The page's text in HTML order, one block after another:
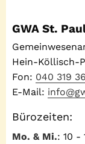
GWA St.
Hein-Köllisch-
Fon: 040 319
E-Mail:
Bürozeiten:
Mo. & Mi.: 10 -